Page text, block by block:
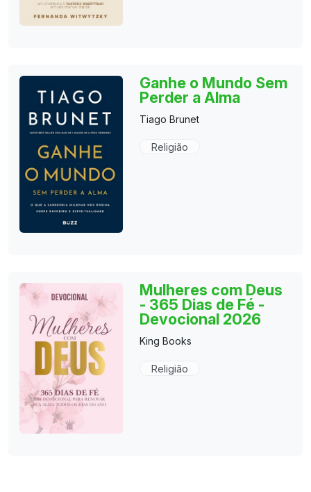
Ganhe o Mundo Sem
Perder a Alma
Tiago Brunet
Religião
Mulheres com Deus
- 365 Dias de Fé -
Devocional 2026
King Books
Religião